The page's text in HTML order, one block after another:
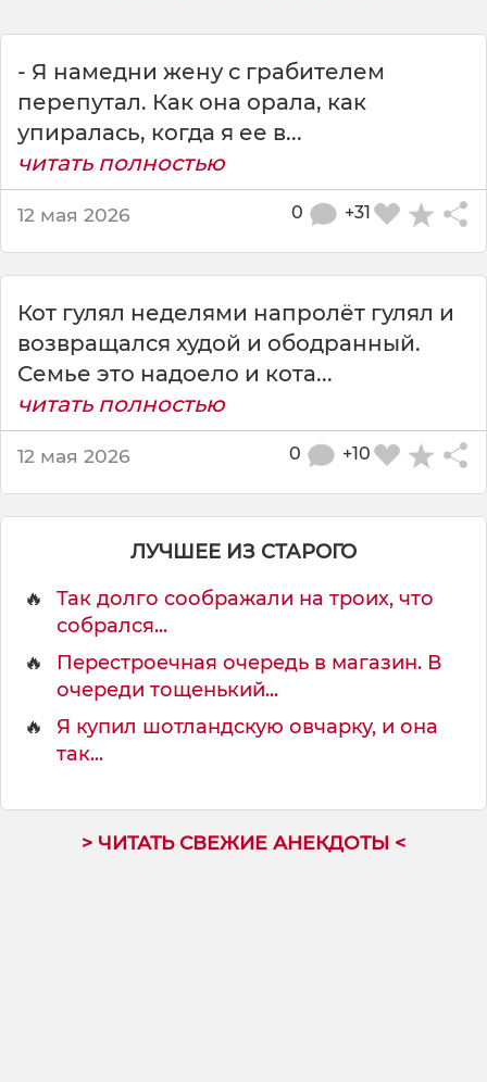
ч
- Я намедни жену с грабителем
перепутал. Как она орала, как
упиралась, когда я ее в...
читать полностью
12 мая 2026 +31
0
Кот гулял неделями напролёт гулял и
возвращался худой и ободранный.
Семье это надоело и кота...
читать полностью
12 мая 2026 +10
0
ЛУЧШЕЕ ИЗ СТАРОГО
🔥
Так долго соображали на троих, что
собрался...
🔥
Перестроечная очередь в магазин. В
очереди тощенький...
🔥
Я купил шотландскую овчарку, и она
так...
> ЧИТАТЬ СВЕЖИЕ АНЕКДОТЫ <